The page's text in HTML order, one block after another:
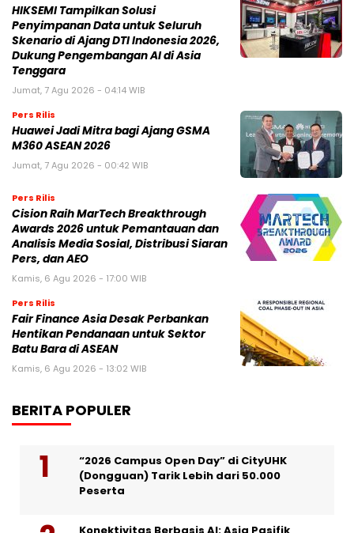
HIKSEMI Tampilkan Solusi
Penyimpanan Data untuk Seluruh
Skenario di Ajang DTI Indonesia 2026,
Dukung Pengembangan AI di Asia
Tenggara
Jumat, 7 Agu 2026 - 04:14 WIB
Pers Rilis
Huawei Jadi Mitra bagi Ajang GSMA
M360 ASEAN 2026
Jumat, 7 Agu 2026 - 00:42 WIB
Pers Rilis
Cision Raih MarTech Breakthrough
Awards 2026 untuk Pemantauan dan
Analisis Media Sosial, Distribusi Siaran
Pers, dan AEO
Kamis, 6 Agu 2026 - 17:00 WIB
Pers Rilis
Fair Finance Asia Desak Perbankan
Hentikan Pendanaan untuk Sektor
Batu Bara di ASEAN
Kamis, 6 Agu 2026 - 13:02 WIB
BERITA POPULER
“2026 Campus Open Day” di CityUHK
(Dongguan) Tarik Lebih dari 50.000
Peserta
Konektivitas Berbasis AI: Asia Pasifik